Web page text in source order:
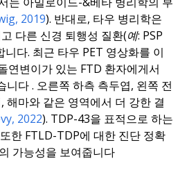
2019). 반대로, 타우 병리학은
다른 신경 퇴행성 질환(예: PSP
니다. 최근 타우 PET 영상화를 이
연변이가 있는 FTD 환자에게서
니다. 오른쪽 하측 측두엽, 왼쪽 전
해마와 같은 영역에서 더 강한 결
2022). TDP-43을 표적으로 하는
한 FTLD-TDP에 대한 진단 정확
가능성을 보여줍니다